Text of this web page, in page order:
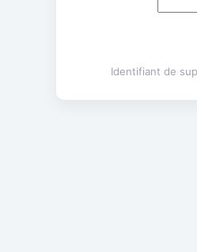
Identifiant de